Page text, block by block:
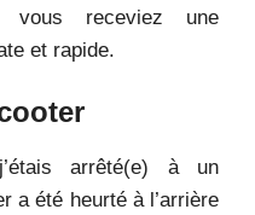
vous receviez une
et rapide.
arrêté(e) à un
a été heurté à l’arrière